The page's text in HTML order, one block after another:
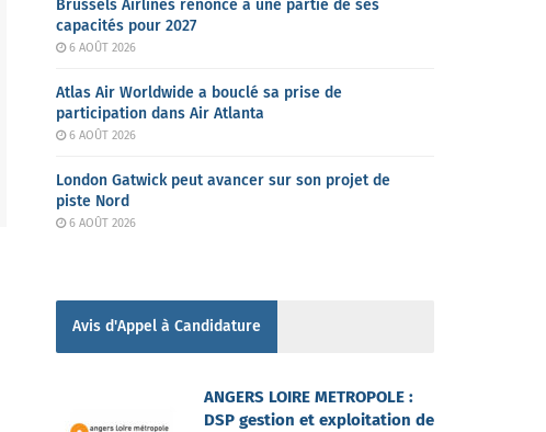
Brussels Airlines renonce à une partie de ses
capacités pour 2027
6 AOÛT 2026
Atlas Air Worldwide a bouclé sa prise de
participation dans Air Atlanta
6 AOÛT 2026
London Gatwick peut avancer sur son projet de
piste Nord
6 AOÛT 2026
Avis d'Appel à Candidature
ANGERS LOIRE METROPOLE :
DSP gestion et exploitation de